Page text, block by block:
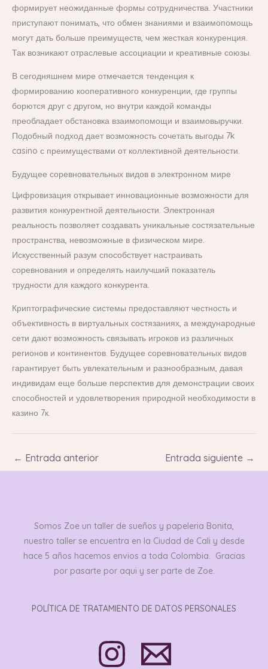
формирует неожиданные формы сотрудничества. Участники
приступают понимать, что обмен знаниями и взаимопомощь
могут дать больше преимуществ, чем жесткая конкуренция.
Так возникают отраслевые ассоциации и креативные союзы.
В сегодняшнем мире отмечается тенденция к
формированию кооперативного конкуренции, где группы
борются друг с другом, но внутри каждой команды
преобладает обстановка взаимопомощи и взаимовыручки.
Подобный подход дает возможность сочетать выгоды 7k
casino с преимуществами от коллективной деятельности.
Будущее соревновательных видов в электронном мире
Цифровизация открывает инновационные возможности для
развития конкурентной деятельности. Электронная
реальность позволяет создавать уникальные состязательные
пространства, невозможные в физическом мире.
Искусственный разум способствует настраивать
соревнования и определять наилучший показатель
трудности для каждого конкурента.
Криптографические системы предоставляют честность и
объективность в виртуальных состязаниях, а международные
сети дают возможность связывать игроков из различных
регионов и континентов. Будущее соревновательных видов
гарантирует быть увлекательным и разнообразным, давая
индивидам еще больше перспектив для демонстрации своих
способностей и удовлетворения природной необходимости в
казино 7к.
← Entrada anterior Entrada siguiente →
Somos Zoe un taller de sueños y papeleria Bonita,
nuestro taller se encuentra en la Ciudad de Cali y desde
hace 5 años hacemos envios a toda Colombia. Gracias
por pasarte por aqui y ser parte de Zoe.
POLÍTICA DE TRATAMIENTO DE DATOS PERSONALES